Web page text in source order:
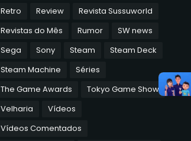
Retro
Review
Revista Sussuworld
Revistas do Mês
Rumor
SW news
Sega
Sony Steam
Steam Deck
Steam Machine
Séries
The Game Awards
Tokyo Game Show
Velharia
Vídeos
Vídeos Comentados